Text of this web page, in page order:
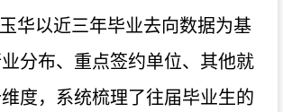
华以近三年毕业去向数据为基
分布、重点签约单位、 其他就
度， 系统梳理了往届毕业生的